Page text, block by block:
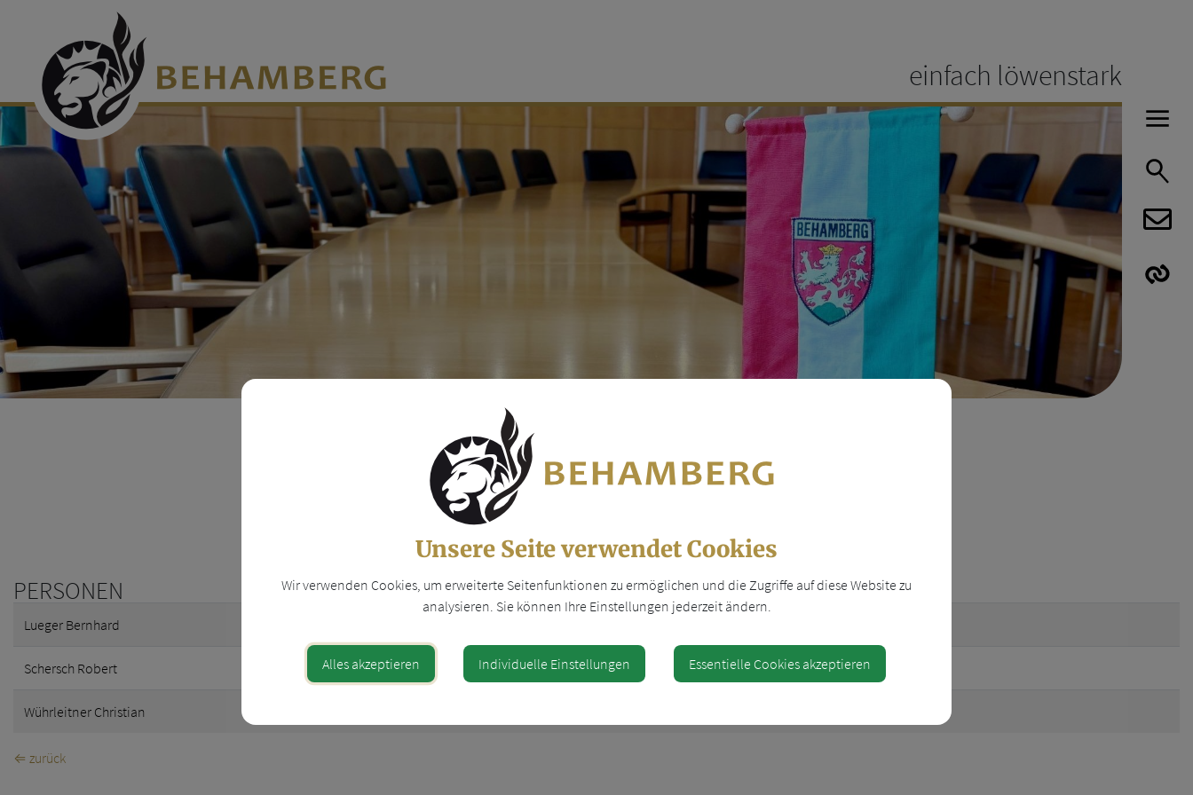
einfach löwenstark
PERSONEN
Lueger Bernhard
Schersch Robert 0664 4262524 robert.schersch@behamberg-fpoe.at
Wührleitner Christian
⇐ zurück
Unsere Seite verwendet Cookies
Wir verwenden Cookies, um erweiterte Seitenfunktionen zu ermöglichen und die Zugriffe auf diese Website zu
analysieren. Sie können Ihre Einstellungen jederzeit ändern.
Alles akzeptieren Individuelle Einstellungen Essentielle Cookies akzeptieren